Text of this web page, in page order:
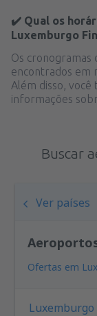
✔️ Qual os
Luxemburgo
Os cronogramas
encontrados em
Além disso,
informações
Buscar
Ver países
Ofertas em
Luxemburgo